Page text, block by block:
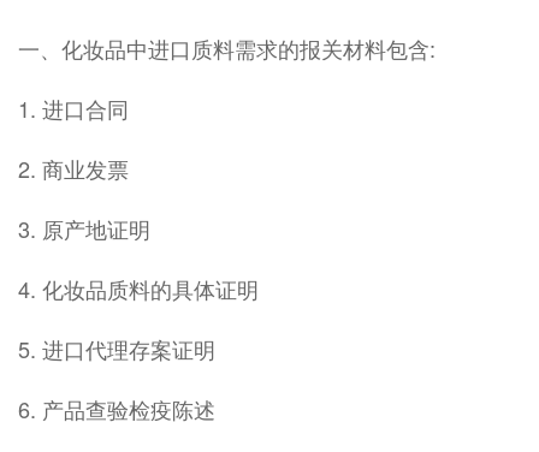
一、化妆品中进口质料需求的报关材料包含:
1. 进口合同
2. 商业发票
3. 原产地证明
4. 化妆品质料的具体证明
5. 进口代理存案证明
6. 产品查验检疫陈述